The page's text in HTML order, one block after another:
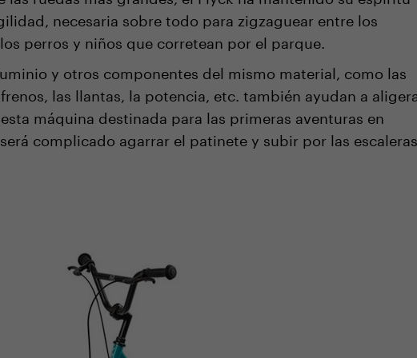
necesaria sobre todo para zigzaguear entre los
perros y niños que corretean por el parque.
y otros componentes del mismo material, como las
las llantas, la potencia, etc. también ayudan a
máquina destinada para las primeras aventuras en
complicado agarrar el patinete y subir por las escaleras